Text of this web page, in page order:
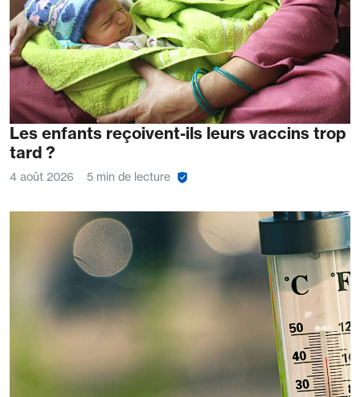
Les enfants reçoivent-ils leurs vaccins trop
tard ?
4 août 2026 5 min de lecture